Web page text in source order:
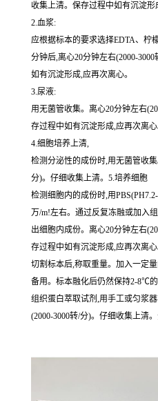
收集上清。保存过程中如有沉淀形
2.血浆:
应根据标本的要求选择EDTA、柠
分钟后,离心20分钟左右(2000-
如有沉淀形成,应再次离心。
3.尿液:
用无菌管收集。离心20分钟左右
存过程中如有沉淀形成,应再次离
4.细胞培养上清,
检测分泌性的成份时,用无菌管收
分)。仔细收集上清。5.培养细胞
检测细胞内的成份时,用
万/m!左右。通过反复冻融或加入
出细胞内成份。离心20分钟左右
存过程中如有沉淀形成,应再次离
切割标本后,称取重量。加入一定
备用。标本融化后仍然保持2-8℃
组织蛋白萃取试剂,用手工或匀浆
(2000-3000转/分)。仔细收集上清